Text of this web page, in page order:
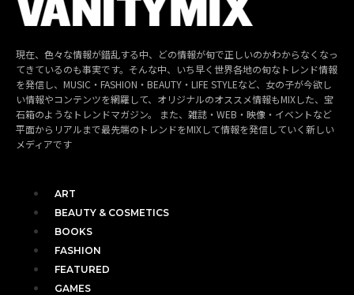
現在、色々な情報が錯乱する中、どの情報が旬で正しいのかわからなくなっ
てきているのも事実です。そんな中、いち早く世界各地の旬なトレンド情報
を発信し、MUSIC・FASHION・BEAUTY・LIFE STYLEなど、女の子が今欲し
い情報やコンテンツを網羅して、オリジナルのオススメ情報もMIXした、宝
石箱のようなトレンドマガジン。 また、雑誌・WEB・映像・イベントなど
平面からリアルまで最先端のトレンドをMIXして情報を発信していく新しい
メディアです
ART
BEAUTY & COSMETICS
BOOKS
FASHION
FEATURED
GAMES